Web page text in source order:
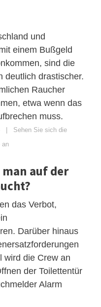
und
einem Bußgeld
sind die
deutlich drastischer.
Raucher
etwa wenn das
muss.
Sehen Sie sich die
an
auf der
das Verbot,
Darüber hinaus
wird die Crew an
der Toilettentür
Alarm